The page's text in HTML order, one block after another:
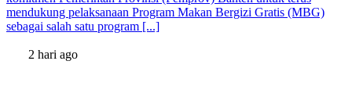
mendukung pelaksanaan Program Makan Bergizi Gratis (MBG)
sebagai salah satu program [...]
2 hari ago